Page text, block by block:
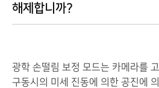
해제합니까?
광학 손떨림 보정 모드는 카메라를
구동시 의 미세 진동에 의한 공진에